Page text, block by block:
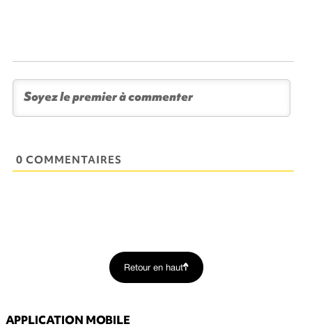
0 COMMENTAIRES
Retour en haut
APPLICATION MOBILE